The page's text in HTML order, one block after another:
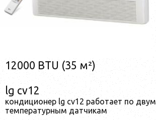
12000 BTU (35 м²)
lg cv12
кондиционер lg cv12 работает по двум
температурным датчикам